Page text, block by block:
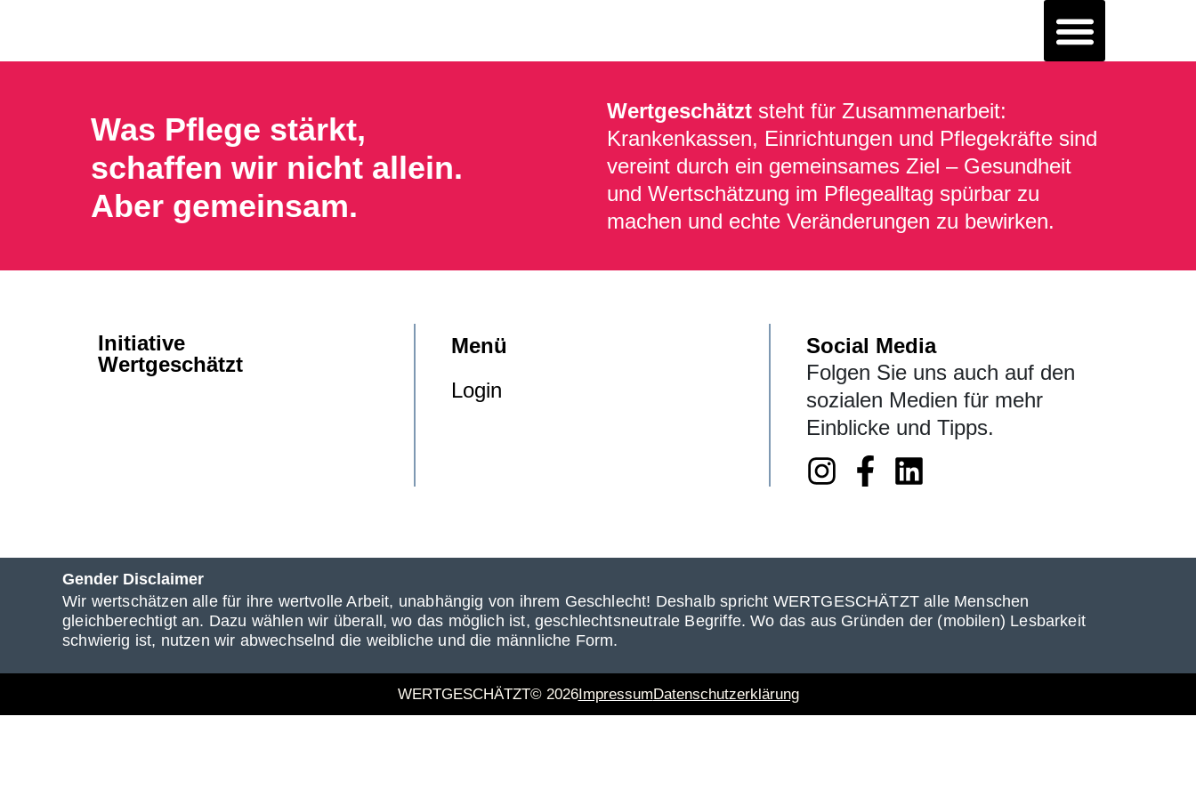
Was Pflege stärkt,
schaffen wir nicht allein.
Aber gemeinsam.
Wertgeschätzt steht für Zusammenarbeit:
Krankenkassen, Einrichtungen und Pflegekräfte sind
vereint durch ein gemeinsames Ziel – Gesundheit
und Wertschätzung im Pflegealltag spürbar zu
machen und echte Veränderungen zu bewirken.
Initiative
Wertgeschätzt
Menü
Login
Social Media
Folgen Sie uns auch auf den
sozialen Medien für mehr
Einblicke und Tipps.
Gender Disclaimer
Wir wertschätzen alle für ihre wertvolle Arbeit, unabhängig von ihrem Geschlecht! Deshalb spricht WERTGESCHÄTZT alle Menschen
gleichberechtigt an. Dazu wählen wir überall, wo das möglich ist, geschlechtsneutrale Begriffe. Wo das aus Gründen der (mobilen) Lesbarkeit
schwierig ist, nutzen wir abwechselnd die weibliche und die männliche Form.
WERTGESCHÄTZT© 2026ImpressumDatenschutzerklärung